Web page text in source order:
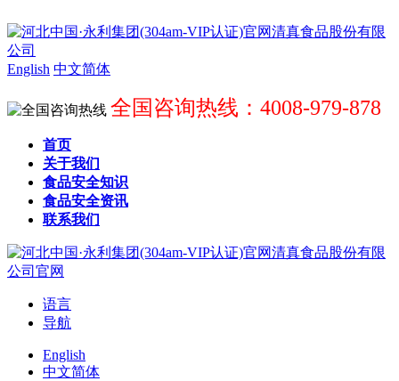
English 中文简体
全国咨询热线：4008-979-878
首页
关于我们
食品安全知识
食品安全资讯
联系我们
语言
导航
English
中文简体